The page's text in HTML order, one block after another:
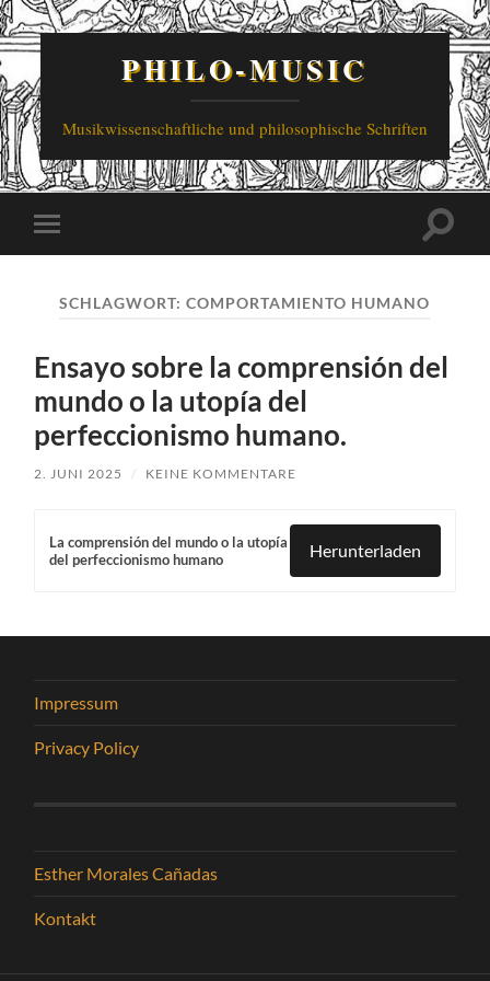
PHILO-MUSIC
Musikwissenschaftliche und philosophische Schriften
Mobile-
Menü
SCHLAGWORT:COMPORTAMIENTO HUMANO
Ensayo sobre la comprensión del
mundo o la utopía del
perfeccionismo humano.
2. JUNI 2025 / KEINE KOMMENTARE
La comprensión del mundo o la utopía
del perfeccionismo humano
Herunterladen
Impressum
Privacy Policy
Esther Morales Cañadas
Kontakt